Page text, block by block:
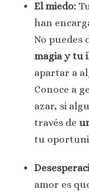
El miedo:
han
No puedes
magia y tu
apartar a
Conoce a
azar, si
través de
tu
amor es